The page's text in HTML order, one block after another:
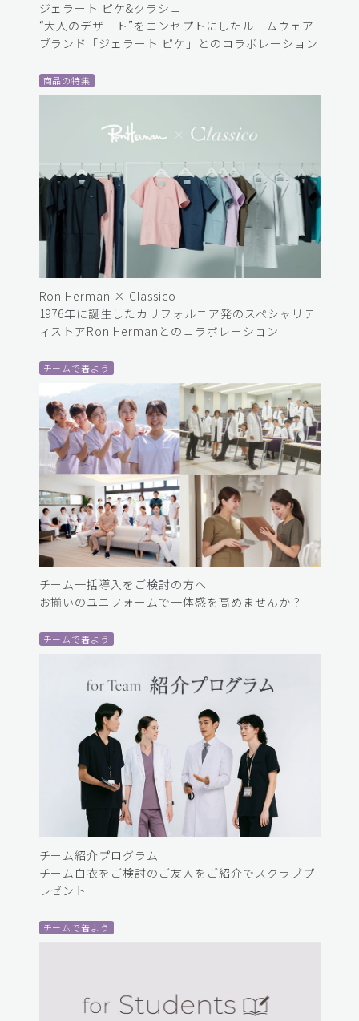
ジェラート ピケ&クラシコ
“大人のデザート”をコンセプトにしたルームウェア
ブランド「ジェラート ピケ」とのコラボレーション
商品の特集
Ron Herman × Classico
1976年に誕生したカリフォルニア発のスペシャリテ
ィストアRon Hermanとのコラボレーション
チームで着よう
チーム一括導入をご検討の方へ
お揃いのユニフォームで一体感を高めませんか？
チームで着よう
チーム紹介プログラム
チーム白衣をご検討のご友人をご紹介でスクラブプ
レゼント
チームで着よう